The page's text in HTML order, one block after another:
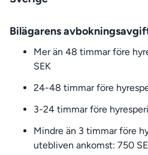
Bilägarens
Mer än 48 timmar före
SEK
24-48 timmar före
3-24 timmar före
Mindre än 3 timmar före
utebliven ankomst: 750